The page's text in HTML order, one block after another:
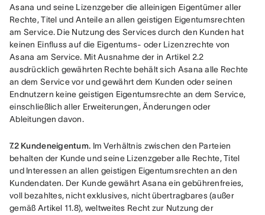
Asana und seine Lizenzgeber die alleinigen Eigentümer aller
Rechte, Titel und Anteile an allen geistigen Eigentumsrechten
am Service. Die Nutzung des Services durch den Kunden hat
keinen Einfluss auf die Eigentums- oder Lizenzrechte von
Asana am Service. Mit Ausnahme der in Artikel 2.2
ausdrücklich gewährten Rechte behält sich Asana alle Rechte
an dem Service vor und gewährt dem Kunden oder seinen
Endnutzern keine geistigen Eigentumsrechte an dem Service,
einschließlich aller Erweiterungen, Änderungen oder
Ableitungen davon.
7.2 Kundeneigentum. Im Verhältnis zwischen den Parteien
behalten der Kunde und seine Lizenzgeber alle Rechte, Titel
und Interessen an allen geistigen Eigentumsrechten an den
Kundendaten. Der Kunde gewährt Asana ein gebührenfreies,
voll bezahltes, nicht exklusives, nicht übertragbares (außer
gemäß Artikel 11.8), weltweites Recht zur Nutzung der